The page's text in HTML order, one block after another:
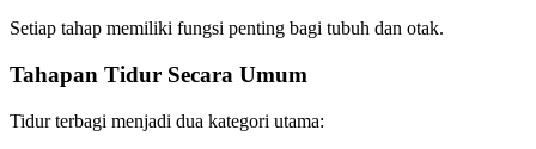
Setiap tahap memiliki fungsi penting bagi tubuh dan otak.
Tahapan Tidur Secara Umum
Tidur terbagi menjadi dua kategori utama: